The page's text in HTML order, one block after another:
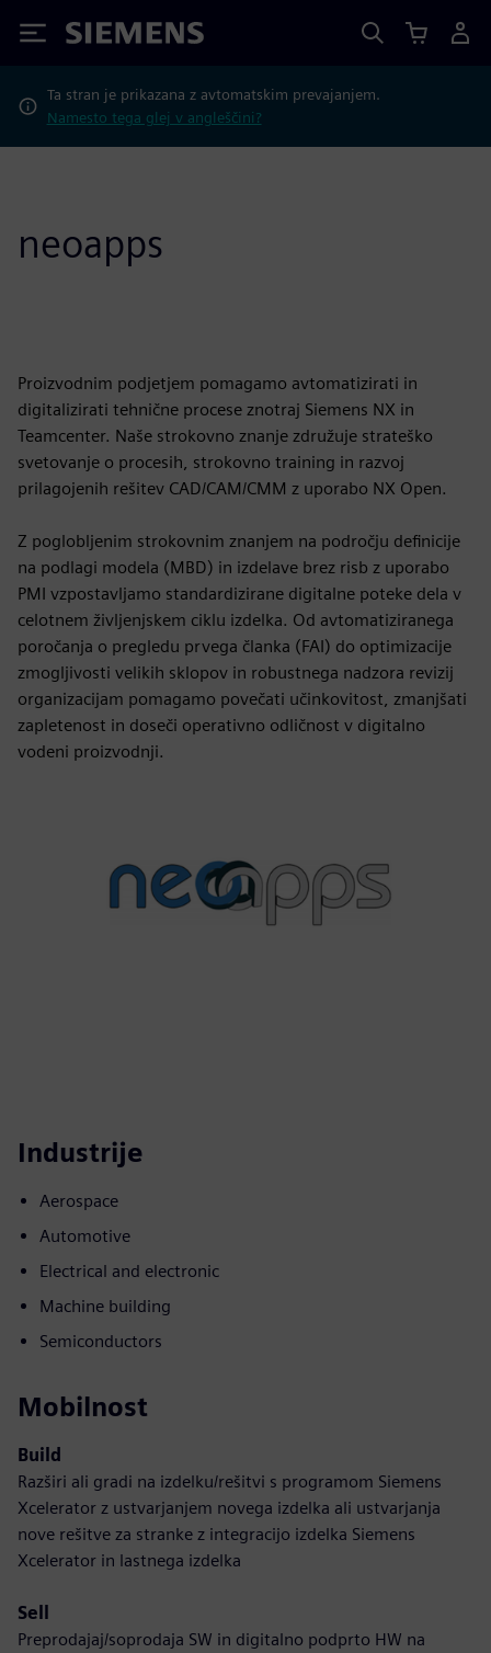
Siemens
Ta stran je prikazana z avtomatskim prevajanjem.
Namesto tega glej v angleščini?
neoapps
Proizvodnim podjetjem pomagamo avtomatizirati in
digitalizirati tehnične procese znotraj Siemens NX in
Teamcenter. Naše strokovno znanje združuje strateško
svetovanje o procesih, strokovno training in razvoj
prilagojenih rešitev CAD/CAM/CMM z uporabo NX Open.
Z poglobljenim strokovnim znanjem na področju definicije
na podlagi modela (MBD) in izdelave brez risb z uporabo
PMI vzpostavljamo standardizirane digitalne poteke dela v
celotnem življenjskem ciklu izdelka. Od avtomatiziranega
poročanja o pregledu prvega članka (FAI) do optimizacije
zmogljivosti velikih sklopov in robustnega nadzora revizij
organizacijam pomagamo povečati učinkovitost, zmanjšati
zapletenost in doseči operativno odličnost v digitalno
vodeni proizvodnji.
Industrije
Aerospace
Automotive
Electrical and electronic
Machine building
Semiconductors
Mobilnost
Build
Razširi ali gradi na izdelku/rešitvi s programom Siemens
Xcelerator z ustvarjanjem novega izdelka ali ustvarjanja
nove rešitve za stranke z integracijo izdelka Siemens
Xcelerator in lastnega izdelka
Sell
Preprodajaj/soprodaja SW in digitalno podprto HW na